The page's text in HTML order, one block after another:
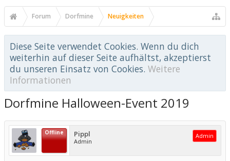
Forum Dorfmine Neuigkeiten
Diese Seite verwendet Cookies. Wenn du dich
weiterhin auf dieser Seite aufhältst, akzeptierst
du unseren Einsatz von Cookies. Weitere
Informationen
Dorfmine Halloween-Event 2019
Offline Pippl
Admin
Admin